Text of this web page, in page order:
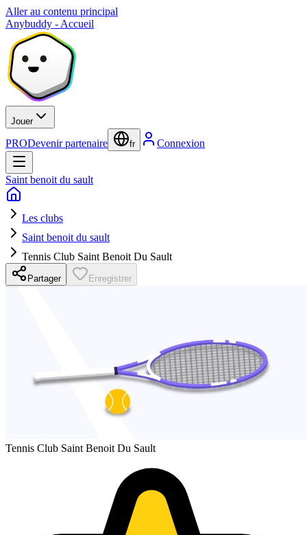
Aller au contenu principal
Anybuddy - Accueil
Jouer
PRODevenir partenaire fr Connexion
Saint benoit du sault
Les clubs
Saint benoit du sault
Tennis Club Saint Benoit Du Sault
Partager Enregistrer
Tennis Club Saint Benoit Du Sault